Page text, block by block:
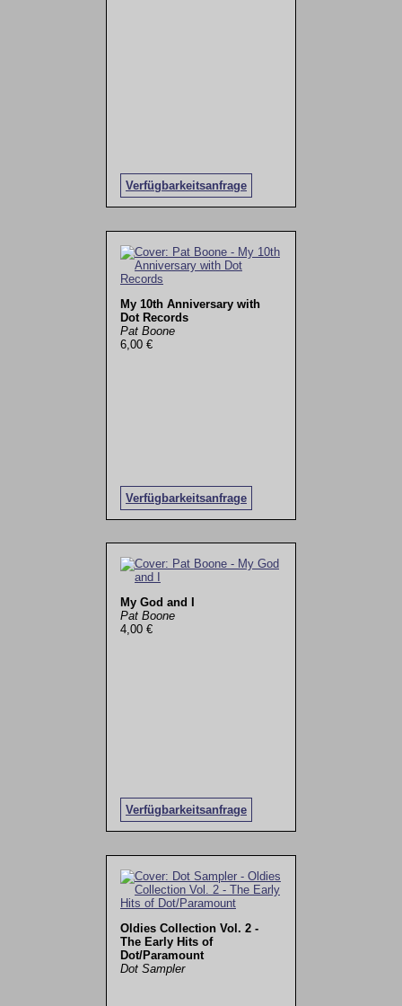
Verfügbarkeitsanfrage
My 10th Anniversary with
Dot Records
Pat Boone
6,00 €
Verfügbarkeitsanfrage
My God and I
Pat Boone
4,00 €
Verfügbarkeitsanfrage
Oldies Collection Vol. 2 -
The Early Hits of
Dot/Paramount
Dot Sampler